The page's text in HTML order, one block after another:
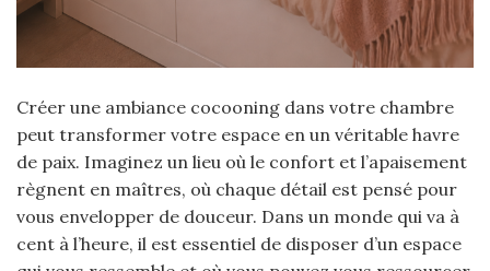
Créer une ambiance cocooning dans votre chambre
peut transformer votre espace en un véritable havre
de paix. Imaginez un lieu où le confort et l’apaisement
règnent en maîtres, où chaque détail est pensé pour
vous envelopper de douceur. Dans un monde qui va à
cent à l’heure, il est essentiel de disposer d’un espace